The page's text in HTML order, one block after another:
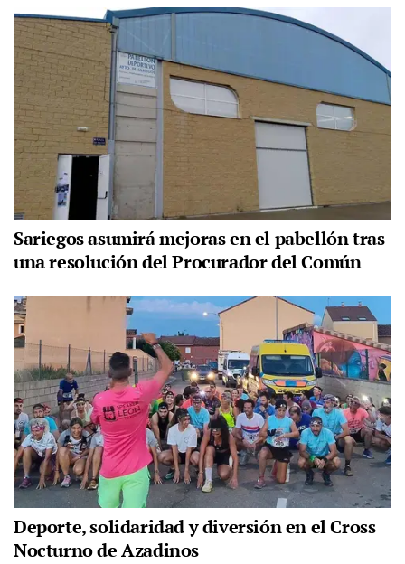
Sariegos asumirá mejoras en el pabellón tras
una resolución del Procurador del Común
Deporte, solidaridad y diversión en el Cross
Nocturno de Azadinos